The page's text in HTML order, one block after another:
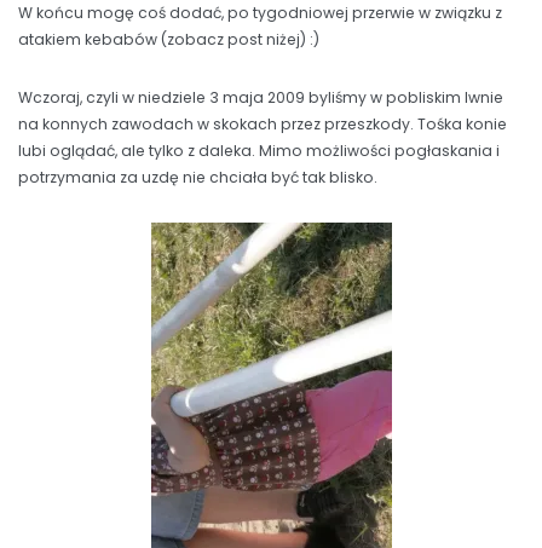
W końcu mogę coś dodać, po tygodniowej przerwie w związku z
atakiem kebabów (zobacz post niżej) :)
Wczoraj, czyli w niedziele 3 maja 2009 byliśmy w pobliskim Iwnie
na konnych zawodach w skokach przez przeszkody. Tośka konie
lubi oglądać, ale tylko z daleka. Mimo możliwości pogłaskania i
potrzymania za uzdę nie chciała być tak blisko.